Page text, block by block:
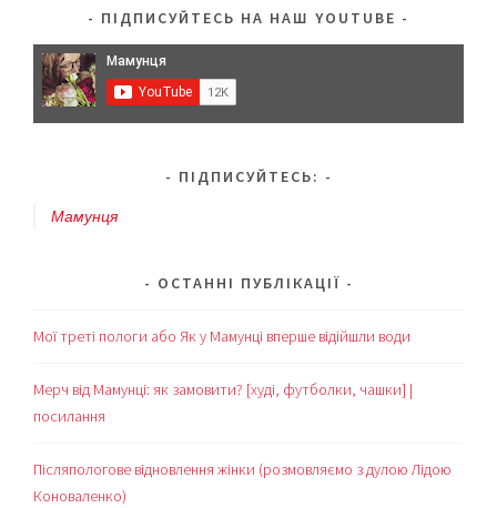
скільки?
(оновлено,
ПІДПИСУЙТЕСЬ НА НАШ YOUTUBE
ПІДПИСУЙТЕСЬ:
Мамунця
ОСТАННІ ПУБЛІКАЦІЇ
Мої треті пологи або Як у Мамунці вперше відійшли води
Мерч від Мамунці: як замовити? [худі, футболки, чашки] |
посилання
Післяпологове відновлення жінки (розмовляємо з дулою Лідою
Коноваленко)